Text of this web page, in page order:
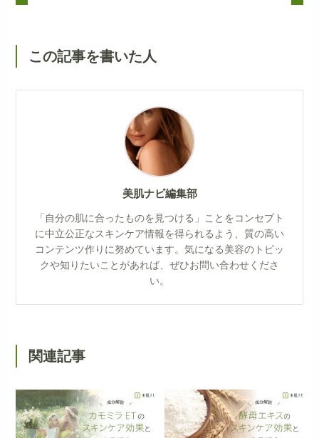
この記事を書いた人
美肌ナビ編集部
「自分の肌に合ったものを見つける」ことをコンセプト
に中立公正なスキンケア情報を得られるよう、質の高い
コンテンツ作りに努めています。気になる美容のトピッ
クや知りたいことがあれば、ぜひお問い合わせくださ
い。
関連記事